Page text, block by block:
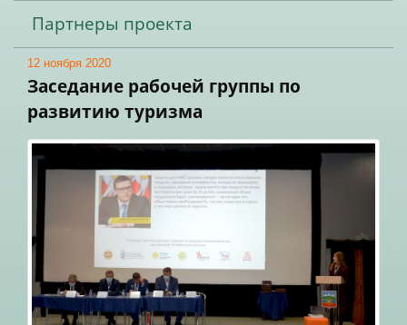
Партнеры проекта
12 ноября 2020
Заседание рабочей группы по
развитию туризма